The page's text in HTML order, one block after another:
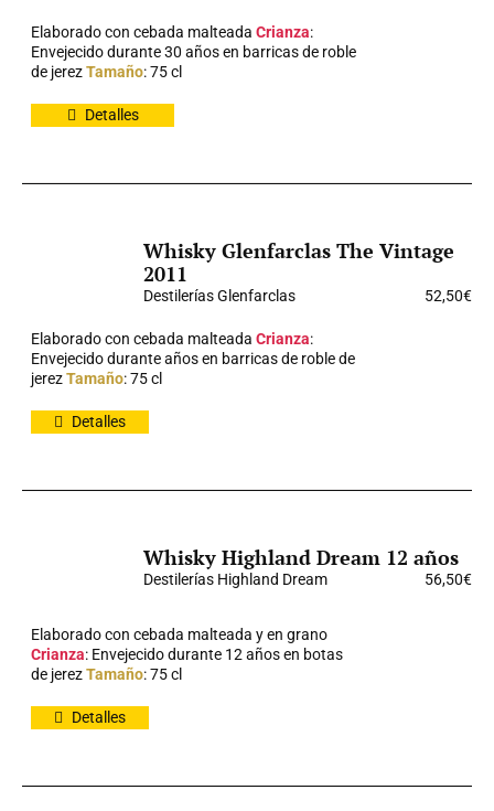
Elaborado con cebada malteadaCrianza:
Envejecido durante 30 años en barricas de roble
de jerezTamaño: 75 cl
Detalles
Whisky Glenfarclas The Vintage
2011
Destilerías Glenfarclas 52,50€
Elaborado con cebada malteadaCrianza:
Envejecido durante años en barricas de roble de
jerezTamaño: 75 cl
Detalles
Whisky Highland Dream 12 años
Destilerías Highland Dream 56,50€
Elaborado con cebada malteada y en grano
Crianza: Envejecido durante 12 años en botas
de jerezTamaño: 75 cl
Detalles